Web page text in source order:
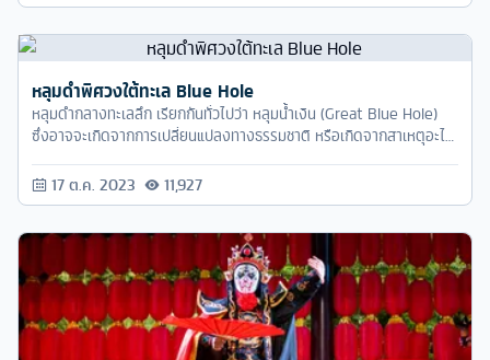
หลุมดำพิศวงใต้ทะเล Blue Hole
หลุมดำกลางทะเลลึก เรียกกันทั่วไปว่า หลุมน้ำเงิน (Great Blue Hole)
ซึ่งอาจจะเกิดจากการเปลี่ยนแปลงทางธรรมชาติ หรือเกิดจากสาเหตุอะไร
17 ต.ค. 2023 11,927